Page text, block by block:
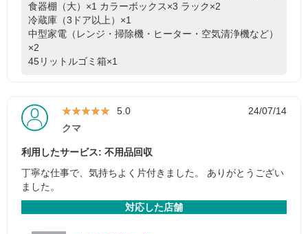
食器棚（大）×1 カラーボックス×3 ラック×2
冷蔵庫（3ドア以上）×1
中型家電（レンジ・掃除機・ヒーター・空気清浄機など）
×2
45リットルゴミ箱×1
★★★★★
★★★★★ 5.0
24/07/14
クマ
利用したサービス: 不用品回収
丁寧な仕事で、気持ちよく片付きました。 ありがとうござい
ました。
対応した店舗